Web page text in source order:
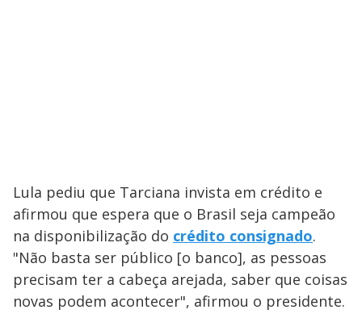
Lula pediu que Tarciana invista em crédito e
afirmou que espera que o Brasil seja campeão
na disponibilização do crédito consignado.
"Não basta ser público [o banco], as pessoas
precisam ter a cabeça arejada, saber que coisas
novas podem acontecer", afirmou o presidente.